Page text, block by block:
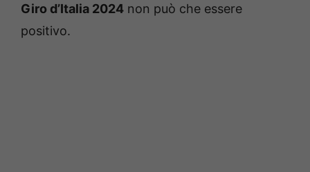
Giro d’Italia 2024 non può che essere
positivo.